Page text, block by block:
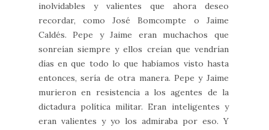
inolvidables y valientes que ahora deseo
recordar, como José Bomcompte o Jaime
Caldés. Pepe y Jaime eran muchachos que
sonreían siempre y ellos creían que vendrían
días en que todo lo que habíamos visto hasta
entonces, sería de otra manera. Pepe y Jaime
murieron en resistencia a los agentes de la
dictadura política militar. Eran inteligentes y
eran valientes y yo los admiraba por eso. Y